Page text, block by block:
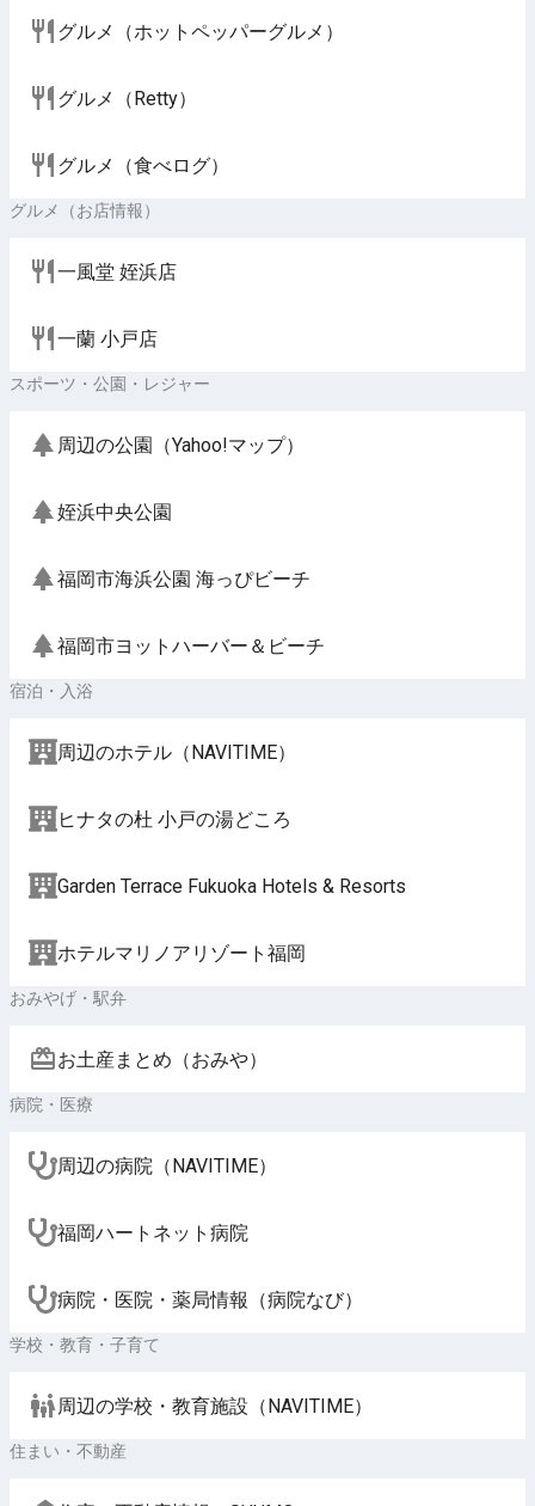
グルメ（ホットペッパーグルメ）
グルメ（Retty）
グルメ（食べログ）
グルメ（お店情報）
一風堂 姪浜店
一蘭 小戸店
スポーツ・公園・レジャー
周辺の公園（Yahoo!マップ）
姪浜中央公園
福岡市海浜公園 海っぴビーチ
福岡市ヨットハーバー＆ビーチ
宿泊・入浴
周辺のホテル（NAVITIME）
ヒナタの杜 小戸の湯どころ
Garden Terrace Fukuoka Hotels & Resorts
ホテルマリノアリゾート福岡
おみやげ・駅弁
お土産まとめ（おみや）
病院・医療
周辺の病院（NAVITIME）
福岡ハートネット病院
病院・医院・薬局情報（病院なび）
学校・教育・子育て
周辺の学校・教育施設（NAVITIME）
住まい・不動産